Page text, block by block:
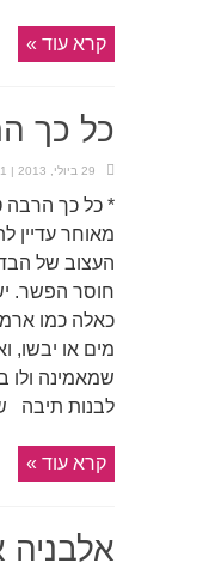
קרא עוד »
כל כך
29 ביולי, 2013 | 12:01
* כל כך הרבה
מאוחר עדיין
העצוב של
חוסר הפשר.
כאלה כמו
מים או יבשו,
שמאמינה ולו
לבנות תיבה
קרא עוד »
אלבניה